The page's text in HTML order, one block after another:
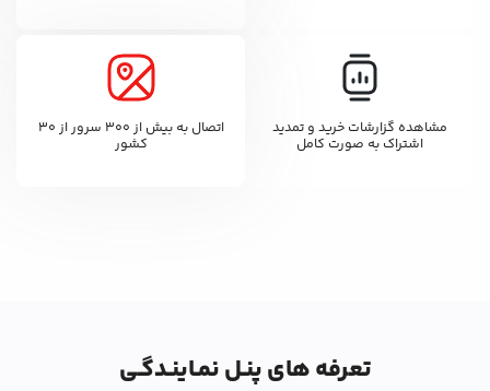
مشاهده گزارشات خرید و تمدید
اشتراک به صورت کامل
اتصال به بیش از ۳۰۰ سرور از ۳۰
کشور
تعرفه های پنـل نمـاینـدگـی